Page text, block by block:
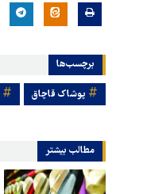
برچسب‌ها
پوشاک قاچاق
مطالب بیشتر